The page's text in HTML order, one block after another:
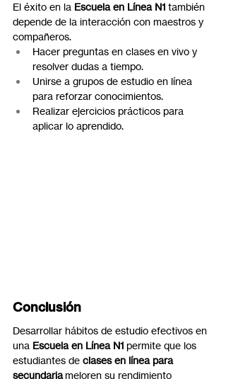
El éxito en la Escuela en Línea N1 también
depende de la interacción con maestros y
compañeros.
Hacer preguntas en clases en vivo y
resolver dudas a tiempo.
Unirse a grupos de estudio en línea
para reforzar conocimientos.
Realizar ejercicios prácticos para
aplicar lo aprendido.
Conclusión
Desarrollar hábitos de estudio efectivos en
una Escuela en Línea N1 permite que los
estudiantes de clases en línea para
secundaria mejoren su rendimiento